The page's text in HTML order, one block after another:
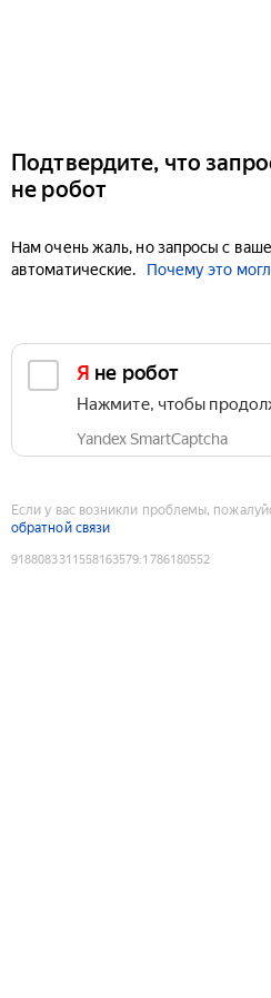
Подтвердите, что
не робот
Нам очень жаль, но запросы с
автоматические.
Почему это
Я не робот
Нажмите, чтобы
Yandex SmartCaptcha
Если у вас возникли проблемы,
обратной связи
9188083311558163579:1786180552